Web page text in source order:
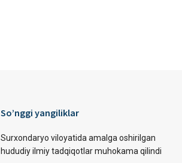
So’nggi yangiliklar
Surxondaryo viloyatida amalga oshirilgan
hududiy ilmiy tadqiqotlar muhokama qilindi